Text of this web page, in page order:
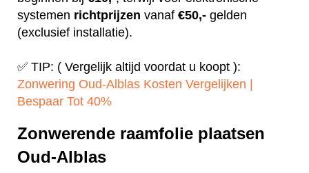
systemen richtprijzen vanaf €50,- gelden
(exclusief installatie).
✅ TIP: ( Vergelijk altijd voordat u koopt ):
Zonwering Oud-Alblas Kosten Vergelijken |
Bespaar Tot 40%‎
Zonwerende raamfolie plaatsen
Oud-Alblas